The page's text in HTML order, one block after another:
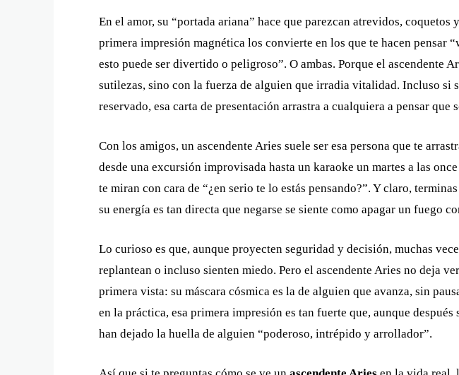
En el amor, su “portada ariana” hace que parezcan atrevidos, coquetos
primera impresión magnética los convierte en los que te hacen pensar
esto puede ser divertido o peligroso”. O ambas. Porque el ascendente
sutilezas, sino con la fuerza de alguien que irradia vitalidad. Incluso si
reservado, esa carta de presentación arrastra a cualquiera a pensar que
Con los amigos, un ascendente Aries suele ser esa persona que te
desde una excursión improvisada hasta un karaoke un martes a las
te miran con cara de “¿en serio te lo estás pensando?”. Y claro,
su energía es tan directa que negarse se siente como apagar un fuego
Lo curioso es que, aunque proyecten seguridad y decisión, muchas
replantean o incluso sienten miedo. Pero el ascendente Aries no deja
primera vista: su máscara cósmica es la de alguien que avanza, sin
en la práctica, esa primera impresión es tan fuerte que, aunque después
han dejado la huella de alguien “poderoso, intrépido y arrollador”.